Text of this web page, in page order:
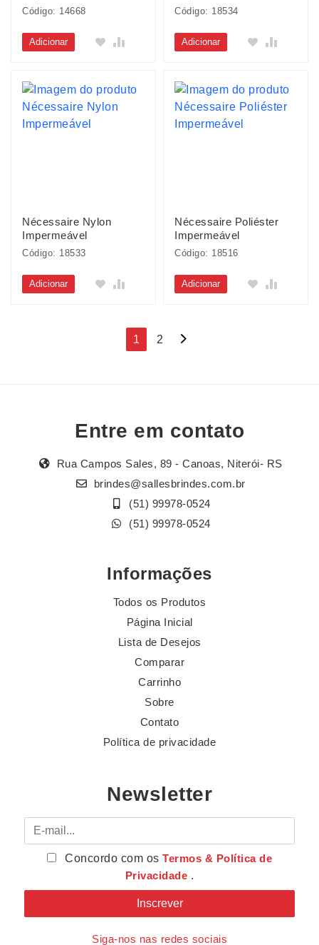
Plaquinha
Código: 14668
Adicionar
Código: 18534
Adicionar
Nécessaire Nylon
Impermeável
Código: 18533
Adicionar
Nécessaire Poliéster
Impermeável
Código: 18516
Adicionar
Navegação
1 2
Entre em contato
Rua Campos Sales, 89 - Canoas, Niterói- RS
brindes@sallesbrindes.com.br
(51) 99978-0524
(51) 99978-0524
Informações
Todos os Produtos
Página Inicial
Lista de Desejos
Comparar
Carrinho
Sobre
Contato
Política de privacidade
Newsletter
E-mail
Concordo com osTermos & Política de
Privacidade .
Siga-nos nas redes sociais